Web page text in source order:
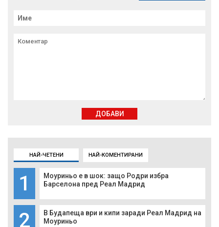
НАЙ-ЧЕТЕНИ НАЙ-КОМЕНТИРАНИ
1
Моуриньо е в шок: защо Родри избра
Барселона пред Реал Мадрид
2
В Будапеща ври и кипи заради Реал Мадрид на
Моуриньо
ДОБАВИ